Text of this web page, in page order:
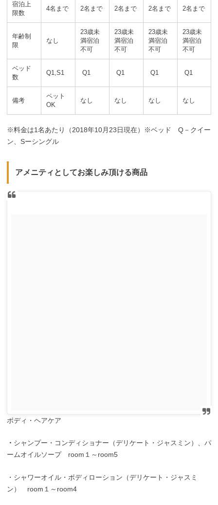
宿泊上
限数
4名まで 2名まで 2名まで 2名まで 2名まで
年齢制
限
なし
23歳未
満宿泊
不可
23歳未
満宿泊
不可
23歳未
満宿泊
不可
23歳未
満宿泊
不可
ベッド
数
Q1,S1 Q1 Q1 Q1 Q1
備考
ペット
OK
なし なし なし なし
※料金は1名あたり（2018年10月23日現在）※ベッド Q－クイー
ン、Sーシングル
アメニティとしてお楽しみ頂ける商品
ボディ・ヘアケア
・ シャンプー・コンディショナー（デリケート・ジャスミン）、パ
ームオイルソープ room１～room5
・シャワーオイル・ボディローション（デリケート・ジャスミ
ン） room１～room4